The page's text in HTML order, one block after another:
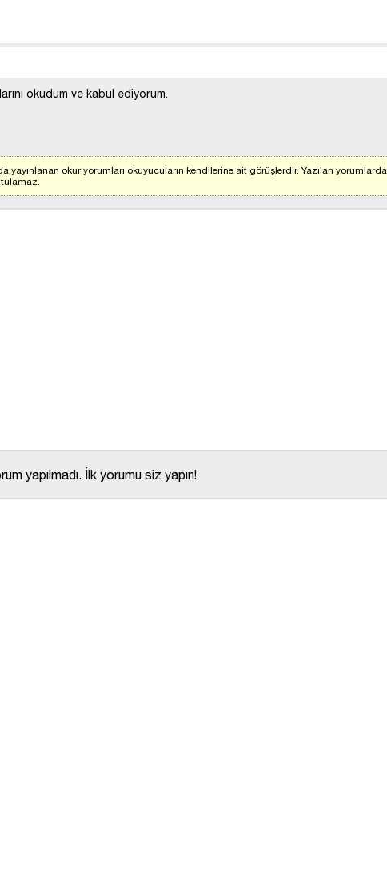
okudum ve kabul ediyorum.
yayınlanan okur yorumları okuyucuların kendilerine ait görüşlerdir. Yazılan
yapılmadı. İlk yorumu siz yapın!